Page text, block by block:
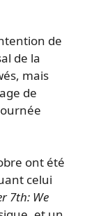
de
de la
mais
de
ont été
celui
7th: We